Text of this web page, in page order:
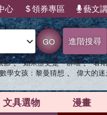
心 領券專區 藝文
GO 進階搜尋
節 、 如果歷史是一群喵 、 暑
數學女孩：黎曼猜想 、 偉大的
文具選物 漫畫